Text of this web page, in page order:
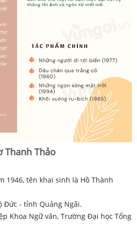
Thanh Thảo
tên khai sinh là Hồ Thành
- tỉnh Quảng Ngãi.
Khoa Ngữ văn, Trường Đại học Tổng